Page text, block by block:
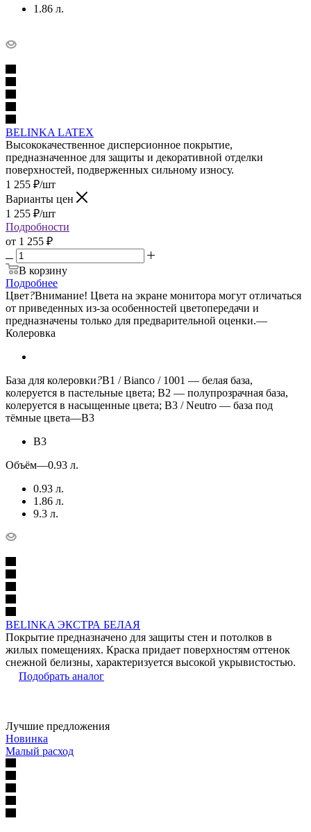
1.86 л.
BELINKA LATEX
Высококачественное дисперсионное покрытие,
предназначенное для защиты и декоративной отделки
поверхностей, подверженных сильному износу.
1 255 ₽/шт
Варианты цен
1 255 ₽/шт
Подробности
от 1 255 ₽
В корзину
Подробнее
Цвет?Внимание! Цвета на экране монитора могут отличаться
от приведенных из-за особенностей цветопередачи и
предназначены только для предварительной оценки.—
Колеровка
База для колеровки?B1 / Bianco / 1001 — белая база,
колеруется в пастельные цвета; B2 — полупрозрачная база,
колеруется в насыщенные цвета; B3 / Neutro — база под
тёмные цвета—B3
B3
Объём—0.93 л.
0.93 л.
1.86 л.
9.3 л.
BELINKA ЭКСТРА БЕЛАЯ
Покрытие предназначено для защиты стен и потолков в
жилых помещениях. Краска придает поверхностям оттенок
снежной белизны, характеризуется высокой укрывистостью.
Подобрать аналог
Лучшие предложения
Новинка
Малый расход